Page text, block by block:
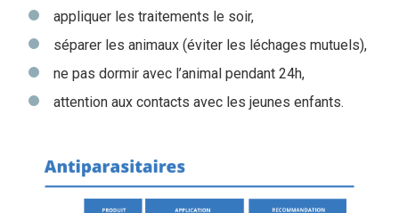
appliquer les traitements le soir,
séparer les animaux (éviter les léchages mutuels),
ne pas dormir avec l’animal pendant 24h,
attention aux contacts avec les jeunes enfants.